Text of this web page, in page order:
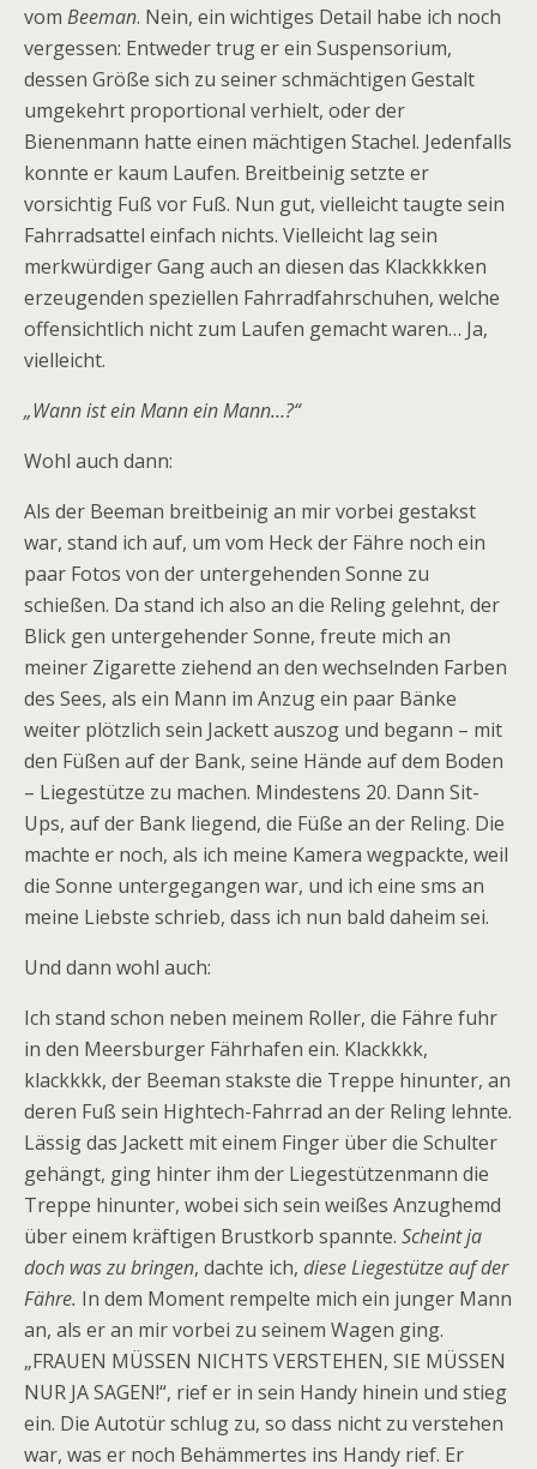
vom Beeman. Nein, ein wichtiges Detail habe ich noch
vergessen: Entweder trug er ein Suspensorium,
dessen Größe sich zu seiner schmächtigen Gestalt
umgekehrt proportional verhielt, oder der
Bienenmann hatte einen mächtigen Stachel. Jedenfalls
konnte er kaum Laufen. Breitbeinig setzte er
vorsichtig Fuß vor Fuß. Nun gut, vielleicht taugte sein
Fahrradsattel einfach nichts. Vielleicht lag sein
merkwürdiger Gang auch an diesen das Klackkkken
erzeugenden speziellen Fahrradfahrschuhen, welche
offensichtlich nicht zum Laufen gemacht waren… Ja,
vielleicht.
„Wann ist ein Mann ein Mann…?“
Wohl auch dann:
Als der Beeman breitbeinig an mir vorbei gestakst
war, stand ich auf, um vom Heck der Fähre noch ein
paar Fotos von der untergehenden Sonne zu
schießen. Da stand ich also an die Reling gelehnt, der
Blick gen untergehender Sonne, freute mich an
meiner Zigarette ziehend an den wechselnden Farben
des Sees, als ein Mann im Anzug ein paar Bänke
weiter plötzlich sein Jackett auszog und begann – mit
den Füßen auf der Bank, seine Hände auf dem Boden
– Liegestütze zu machen. Mindestens 20. Dann Sit-
Ups, auf der Bank liegend, die Füße an der Reling. Die
machte er noch, als ich meine Kamera wegpackte, weil
die Sonne untergegangen war, und ich eine sms an
meine Liebste schrieb, dass ich nun bald daheim sei.
Und dann wohl auch:
Ich stand schon neben meinem Roller, die Fähre fuhr
in den Meersburger Fährhafen ein. Klackkkk,
klackkkk, der Beeman stakste die Treppe hinunter, an
deren Fuß sein Hightech-Fahrrad an der Reling lehnte.
Lässig das Jackett mit einem Finger über die Schulter
gehängt, ging hinter ihm der Liegestützenmann die
Treppe hinunter, wobei sich sein weißes Anzughemd
über einem kräftigen Brustkorb spannte. Scheint ja
doch was zu bringen, dachte ich, diese Liegestütze auf der
Fähre. In dem Moment rempelte mich ein junger Mann
an, als er an mir vorbei zu seinem Wagen ging.
„FRAUEN MÜSSEN NICHTS VERSTEHEN, SIE MÜSSEN
NUR JA SAGEN!“, rief er in sein Handy hinein und stieg
ein. Die Autotür schlug zu, so dass nicht zu verstehen
war, was er noch Behämmertes ins Handy rief. Er